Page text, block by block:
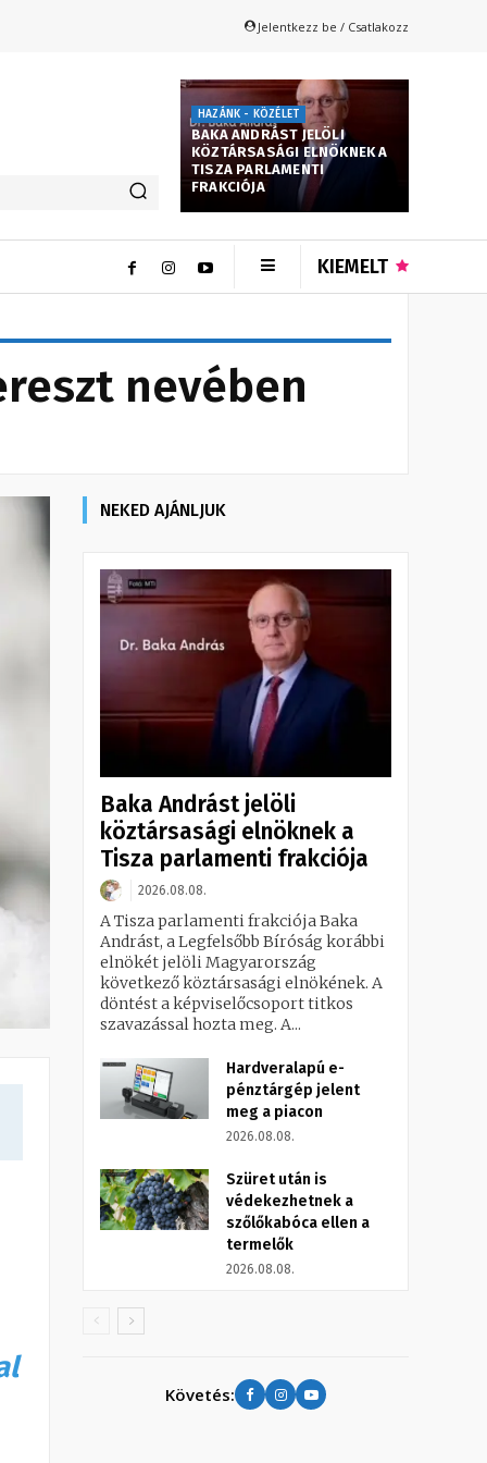
Jelentkezz be / Csatlakozz
HAZÁNK - KÖZÉLET
BAKA ANDRÁST JELÖLI
KÖZTÁRSASÁGI ELNÖKNEK A
TISZA PARLAMENTI
FRAKCIÓJA
KIEMELT
nevében
NEKED AJÁNLJUK
Baka Andrást jelöli
köztársasági elnöknek a
Tisza parlamenti frakciója
2026.08.08.
A Tisza parlamenti frakciója Baka
Andrást, a Legfelsőbb Bíróság korábbi
elnökét jelöli Magyarország
következő köztársasági elnökének. A
döntést a képviselőcsoport titkos
szavazással hozta meg. A...
Hardveralapú e-
pénztárgép jelent
meg a piacon
2026.08.08.
Szüret után is
védekezhetnek a
szőlőkabóca ellen a
termelők
2026.08.08.
Követés: